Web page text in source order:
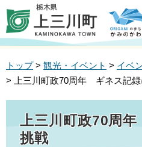
トップ> 観光・イベント > イベ
> 上三川町政70周年 ギネス記録
上三川町政70周
挑戦